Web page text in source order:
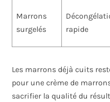
Marrons
surgelés
rapide
Les marrons déjà cuits
pour une crème de
sacrifier la qualité du